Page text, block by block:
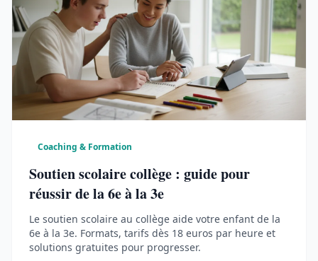
Coaching & Formation
Soutien scolaire collège : guide pour
réussir de la 6e à la 3e
Le soutien scolaire au collège aide votre enfant de la
6e à la 3e. Formats, tarifs dès 18 euros par heure et
solutions gratuites pour progresser.